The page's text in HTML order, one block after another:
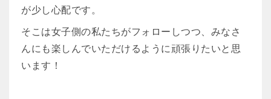
が少し心配です。
そこは女子側の私たちがフォローしつつ、みなさ
んにも楽しんでいただけるように頑張りたいと思
います！